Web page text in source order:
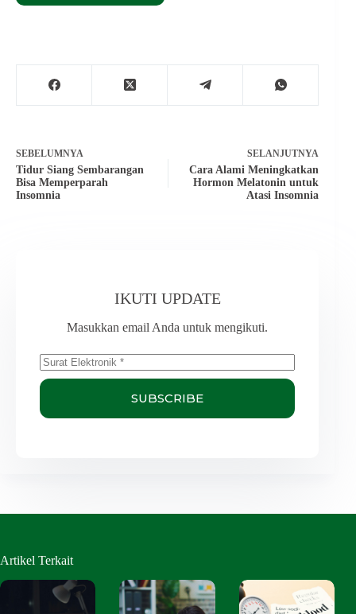
SEBELUMNYA
Tidur Siang Sembarangan
Bisa Memperparah
Insomnia
SELANJUTNYA
Cara Alami Meningkatkan
Hormon Melatonin untuk
Atasi Insomnia
IKUTI UPDATE
Masukkan email Anda untuk mengikuti.
SUBSCRIBE
Artikel Terkait